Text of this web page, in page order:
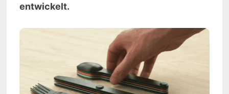
entwickelt.